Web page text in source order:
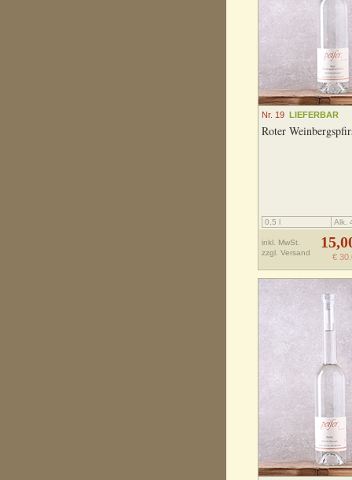
Nr. 19 LIEFERBAR
Roter
0,5 l Alk.
inkl. MwSt.
zzgl. Versand €